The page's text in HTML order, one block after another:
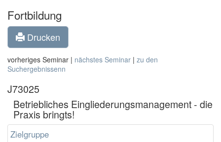
Fortbildung
Drucken
vorheriges Seminar | nächstes Seminar | zu den
Suchergebnissenn
J73025
Betriebliches Eingliederungsmanagement - die
Praxis bringts!
Zielgruppe